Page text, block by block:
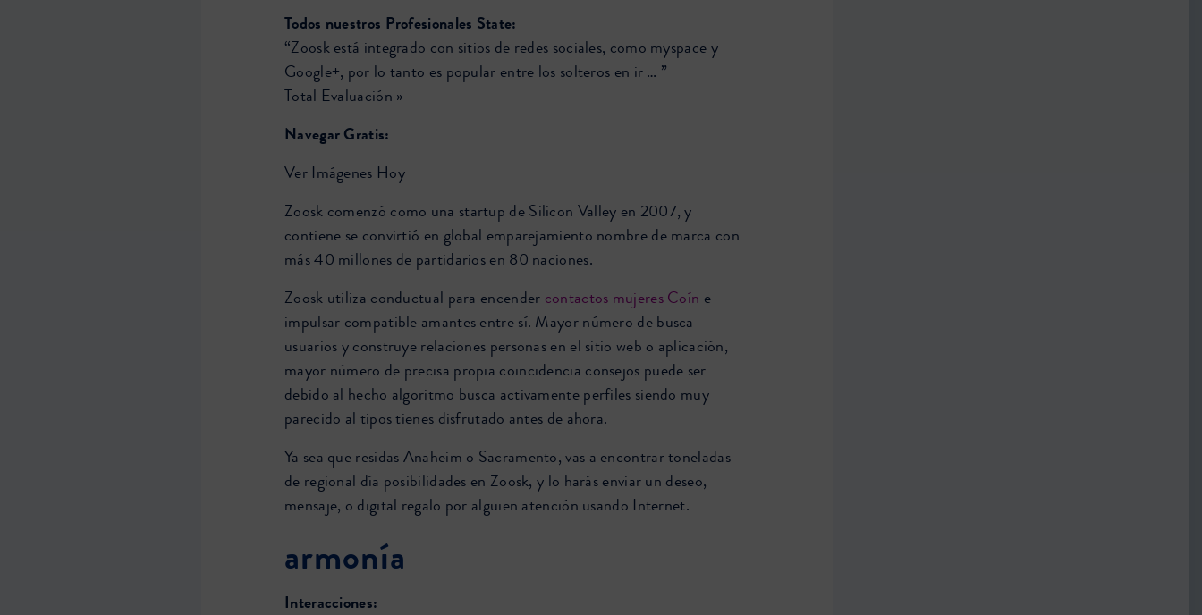
Todos nuestros Profesionales State:
“Zoosk está integrado con sitios de redes sociales, como myspace y
Google+, por lo tanto es popular entre los solteros en ir … ”
Total Evaluación »
Navegar Gratis:
Ver Imágenes Hoy
Zoosk comenzó como una startup de Silicon Valley en 2007, y
contiene se convirtió en global emparejamiento nombre de marca con
más 40 millones de partidarios en 80 naciones.
Zoosk utiliza conductual para encender contactos mujeres Coín e
impulsar compatible amantes entre sí. Mayor número de busca
usuarios y construye relaciones personas en el sitio web o aplicación,
mayor número de precisa propia coincidencia consejos puede ser
debido al hecho algoritmo busca activamente perfiles siendo muy
parecido al tipos tienes disfrutado antes de ahora.
Ya sea que residas Anaheim o Sacramento, vas a encontrar toneladas
de regional día posibilidades en Zoosk, y lo harás enviar un deseo,
mensaje, o digital regalo por alguien atención usando Internet.
armonía
Interacciones: